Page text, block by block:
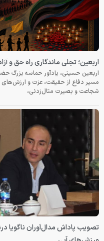
اربعین؛ تجلی ماندگاری راه حق و
اربعین حسینی، یادآور حماسه بزرگ
مسیر دفاع از حقیقت، عزت و
شجاعت و بصیرت مثال‌زدنی،
تصویب پاداش مدال‌آوران ناگویا